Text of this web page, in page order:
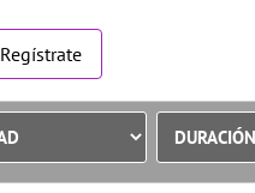
Regístrate